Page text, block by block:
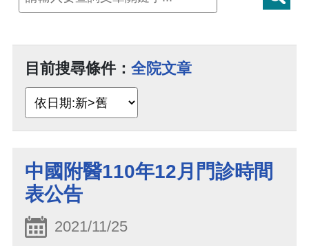
目前搜尋條件： 全院文章
中國附醫110年12月門診時間
表公告
2021/11/25